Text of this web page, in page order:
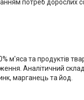
потреб дорослих
м'яса та продуктів
Аналітичний
марганець та йод.